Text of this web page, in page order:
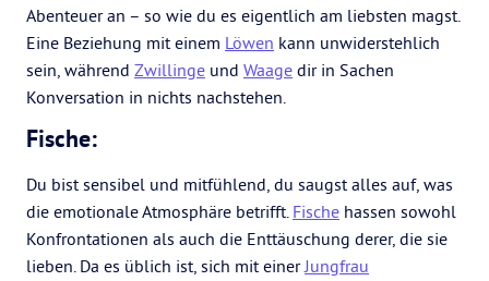
Abenteuer an – so wie du es eigentlich am liebsten magst.
Eine Beziehung mit einem Löwen kann unwiderstehlich
sein, während Zwillinge und Waage dir in Sachen
Konversation in nichts nachstehen.
Fische:
Du bist sensibel und mitfühlend, du saugst alles auf, was
die emotionale Atmosphäre betrifft. Fische hassen sowohl
Konfrontationen als auch die Enttäuschung derer, die sie
lieben. Da es üblich ist, sich mit einerJungfrau